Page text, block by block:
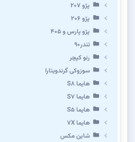
پژو ۲۰۷
پژو ۲۰۶
پژو پارس و ۴۰۵
تندر۹۰
رنو کپچر
سوزوکی گرندویتارا
هایما S8
هایما S7
هایما S5
هایما 7X
شاین مکس